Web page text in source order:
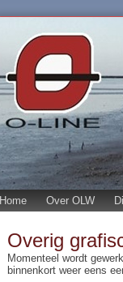
Home Over OLW
Overig
Momenteel wordt
binnenkort weer eens